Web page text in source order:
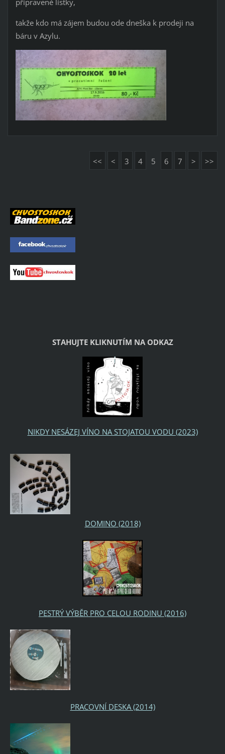
připravené lístky,
takže kdo má zájem budou ode dneška k prodeji na
báru v Azylu.
<< < 3 4 5 6 7 > >>
STAHUJTE KLIKNUTÍM NA ODKAZ
NIKDY NESÁZEJ VÍNO NA STOJATOU VODU (2023)
DOMINO (2018)
PESTRÝ VÝBĚR PRO CELOU RODINU (2016)
PRACOVNÍ DESKA (2014)